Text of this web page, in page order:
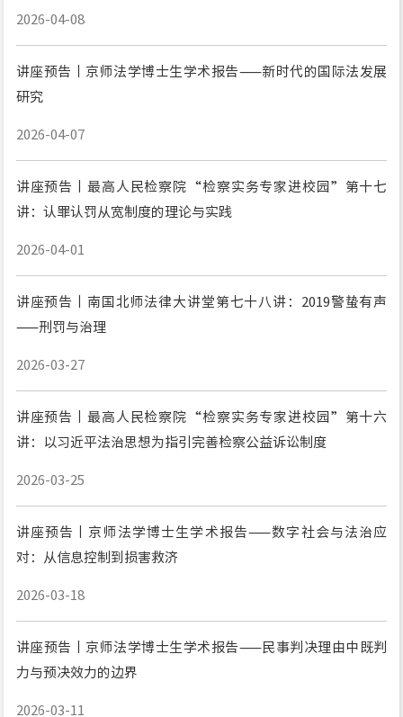
2026-04-08
讲座预告丨京师法学博士生学术报告——新时代的国际法发展
研究
2026-04-07
讲座预告丨最高人民检察院“检察实务专家进校园”第十七
讲：认罪认罚从宽制度的理论与实践
2026-04-01
讲座预告丨南国北师法律大讲堂第七十八讲：2019警蛰有声
——刑罚与治理
2026-03-27
讲座预告丨最高人民检察院“检察实务专家进校园”第十六
讲：以习近平法治思想为指引完善检察公益诉讼制度
2026-03-25
讲座预告丨京师法学博士生学术报告——数字社会与法治应
对：从信息控制到损害救济
2026-03-18
讲座预告丨京师法学博士生学术报告——民事判决理由中既判
力与预决效力的边界
2026-03-11